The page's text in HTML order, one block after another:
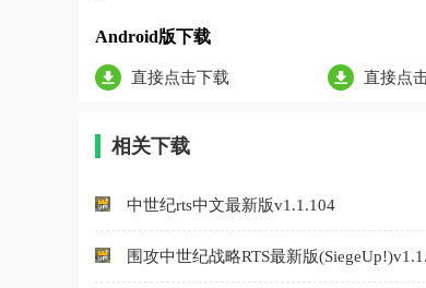
Android版下载
直接点击下载 直接点
相关下载
中世纪rts中文最新版v1.1.104
围攻中世纪战略RTS最新版